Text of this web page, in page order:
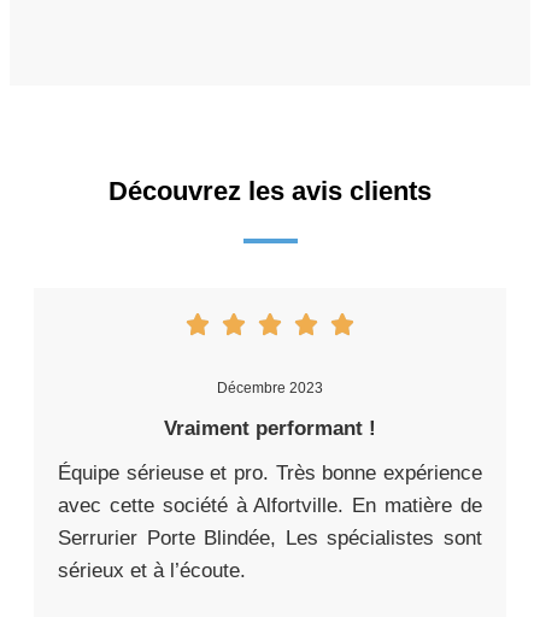
Découvrez les avis clients
Décembre 2023
Vraiment performant !
Équipe sérieuse et pro. Très bonne expérience
avec cette société à Alfortville. En matière de
Serrurier Porte Blindée, Les spécialistes sont
sérieux et à l’écoute.